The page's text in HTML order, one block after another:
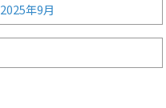
2025年9月